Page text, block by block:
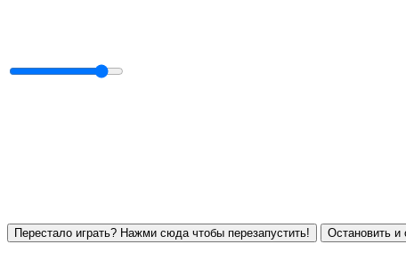
Перестало играть? Нажми сюда чтобы перезапустить! Остановить и